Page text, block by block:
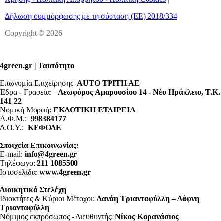
Δήλωση συμμόρφωσης με τη σύσταση (ΕΕ) 2018/334
Copyright © 2026
4green.gr | Ταυτότητα
Επωνυμία Επιχείρησης: AUTO ΤΡΙΤΗ ΑΕ
Έδρα - Γραφεία: Λεωφόρος Αμαρουσίου 14 - Νέο Ηράκλειο, Τ.Κ.
141 22
Νομική Μορφή: ΕΚΔΟΤΙΚΗ ΕΤΑΙΡΕΙΑ
Α.Φ.Μ.: 998384177
Δ.Ο.Υ.: ΚΕΦΟΔΕ
Στοιχεία Επικοινωνίας:
E-mail: info@4green.gr
Τηλέφωνο: 211 1085500
Ιστοσελίδα: www.4green.gr
Διοικητικά Στελέχη
Ιδιοκτήτες & Κύριοι Μέτοχοι: Δανάη Τριανταφύλλη – Δάφνη
Τριανταφύλλη
Νόμιμος εκπρόσωπος - Διευθυντής: Νίκος Καρανάσιος